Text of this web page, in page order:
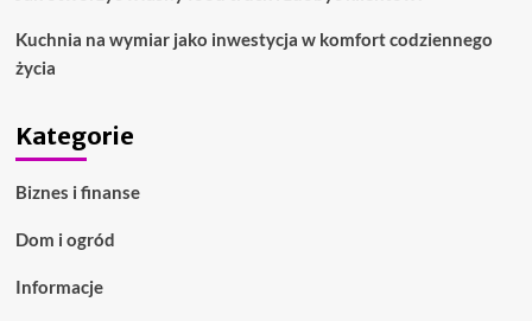
Kuchnia na wymiar jako inwestycja w komfort codziennego
życia
Kategorie
Biznes i finanse
Dom i ogród
Informacje